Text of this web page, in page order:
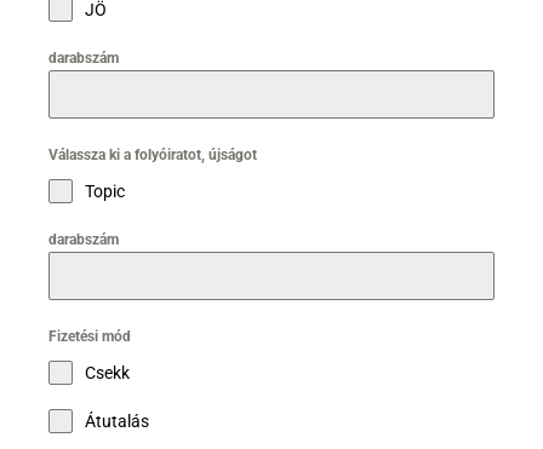
JÖ
darabszám
Válassza ki a folyóiratot, újságot
Topic
darabszám
Fizetési mód
Csekk
Átutalás